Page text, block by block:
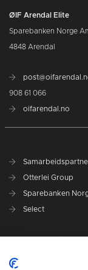
ØIF Arendal Elite
Sparebanken Norge
4848 Arendal
908 61 066
oifarendal.no
Otterlei Group
Sparebanken
Select